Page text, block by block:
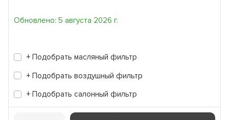
Обновлено: 5 августа 2026 г.
+ Подобрать масляный фильтр
+ Подобрать воздушный фильтр
+ Подобрать салонный фильтр